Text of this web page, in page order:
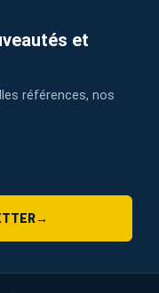
et
références, nos
→